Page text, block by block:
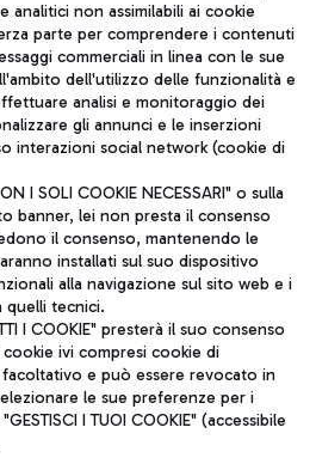
JOURNAL
ITA
soggetta a direzione e
S.p.A.
Imprese di Roma 13032990155 P.
int. vers.
Racchetti 1 - 00054 Fiumicino (RM)
analitici non assimilabili ai cookie
parte per comprendere i contenuti
commerciali in linea con le sue
dell'utilizzo delle funzionalità e
analisi e monitoraggio dei
gli annunci e le inserzioni
interazioni social network (cookie di
I SOLI COOKIE NECESSARI" o sulla
banner, lei non presta il consenso
il consenso, mantenendo le
installati sul suo dispositivo
alla navigazione sul sito web e i
quelli tecnici.
I COOKIE" presterà il suo consenso
ivi compresi cookie di
e può essere revocato in
le sue preferenze per i
I TUOI COOKIE" (accessibile